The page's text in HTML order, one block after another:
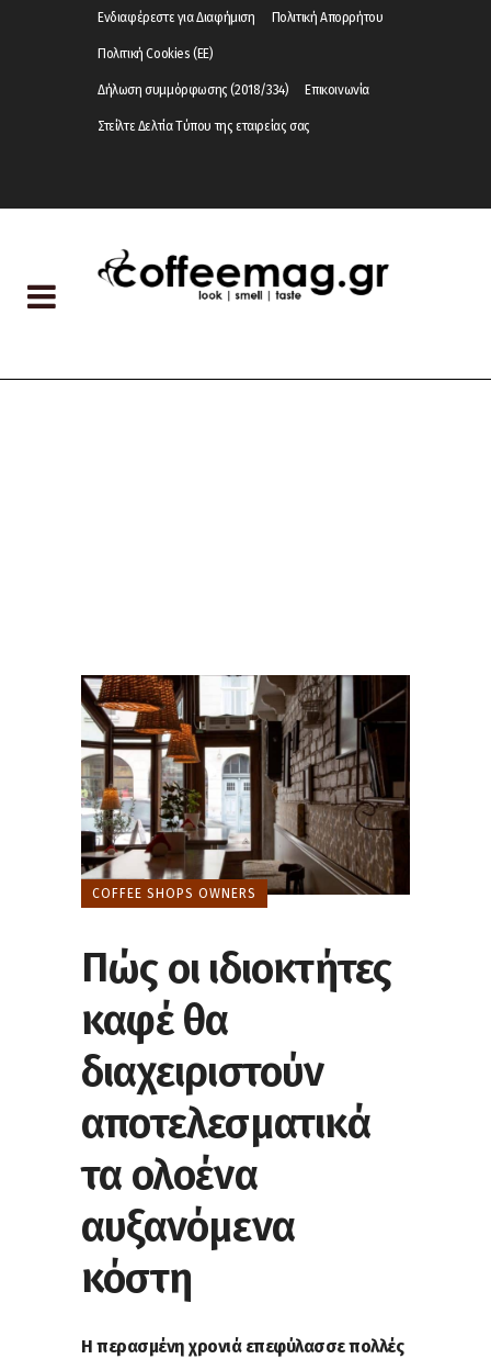
Ενδιαφέρεστε για Διαφήμιση Πολιτική Απορρήτου
Πολιτική Cookies (ΕΕ)
Δήλωση συμμόρφωσης (2018/334) Επικοινωνία
Στείλτε Δελτία Τύπου της εταιρείας σας
COFFEE SHOPS OWNERS
Πώς οι ιδιοκτήτες
καφέ θα
διαχειριστούν
αποτελεσματικά
τα ολοένα
αυξανόμενα
κόστη
Η περασμένη χρονιά επεφύλασσε πολλές